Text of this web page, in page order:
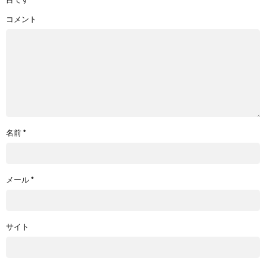
コメント
名前*
メール*
サイト